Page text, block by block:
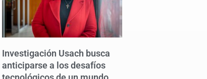
Investigación Usach busca
anticiparse a los desafíos